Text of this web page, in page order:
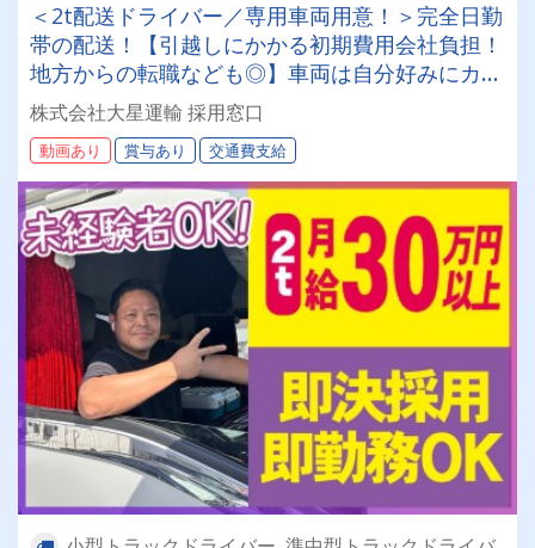
＜2t配送ドライバー／専用車両用意！＞完全日勤
帯の配送！【引越しにかかる初期費用会社負担！
地方からの転職なども◎】車両は自分好みにカス
タムしてOK！20～50代が活躍中！女性ドライバ
ーも現役で活躍中！大手取引先が多数なので、長
期安定して働けます！
株式会社大星運輸 採用窓口
動画あり 賞与あり 交通費支給